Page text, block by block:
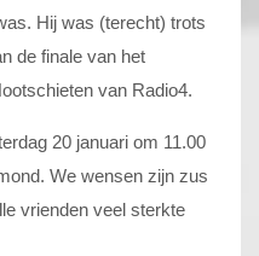
Hij was (terecht) trots
de finale van het
van Radio4.
20 januari om 11.00
We wensen zijnzus
vrienden veel sterkte